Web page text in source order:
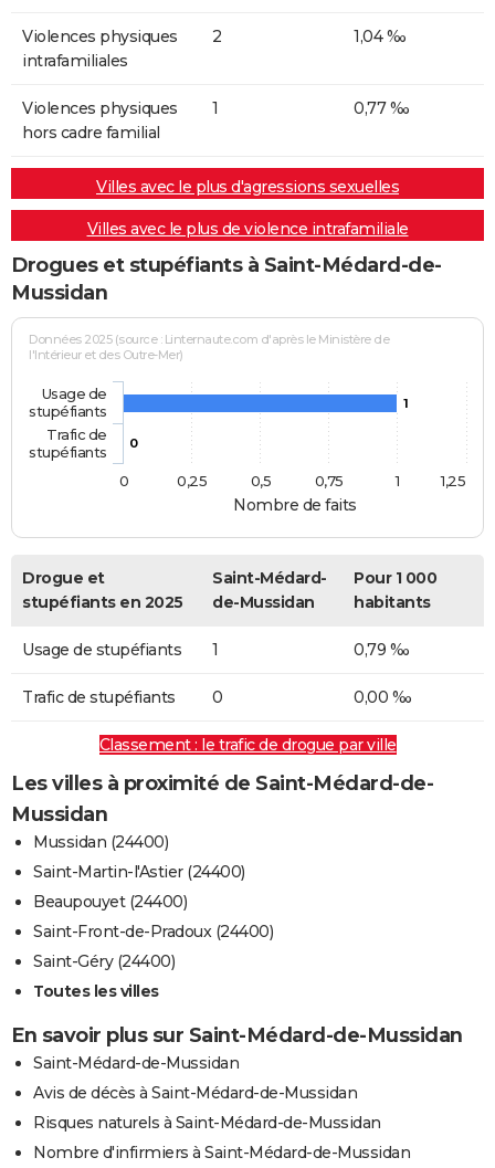
Violences physiques
intrafamiliales
2 1,04 ‰
Violences physiques
hors cadre familial
1 0,77 ‰
Villes avec le plus d'agressions sexuelles
Villes avec le plus de violence intrafamiliale
Drogues et stupéfiants à Saint-Médard-de-
Mussidan
Nombre de faits
Données 2025 (source : Linternaute.com d'après le Ministère de
l'Intérieur et des Outre-Mer)
1
0
Usage de
stupéfiants
Trafic de
stupéfiants
0
1
0,25 0,5 0,75 1,25
Drogue et
stupéfiants en 2025
Saint-Médard-
de-Mussidan
Pour 1 000
habitants
Usage de stupéfiants 1 0,79 ‰
Trafic de stupéfiants 0 0,00 ‰
Classement : le trafic de drogue par ville
Les villes à proximité de Saint-Médard-de-
Mussidan
Mussidan (24400)
Saint-Martin-l'Astier (24400)
Beaupouyet (24400)
Saint-Front-de-Pradoux (24400)
Saint-Géry (24400)
Toutes les villes
En savoir plus sur Saint-Médard-de-Mussidan
Saint-Médard-de-Mussidan
Avis de décès à Saint-Médard-de-Mussidan
Risques naturels à Saint-Médard-de-Mussidan
Nombre d'infirmiers à Saint-Médard-de-Mussidan